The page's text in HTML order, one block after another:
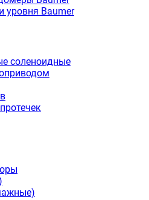
уровня Baumer
соленоидные